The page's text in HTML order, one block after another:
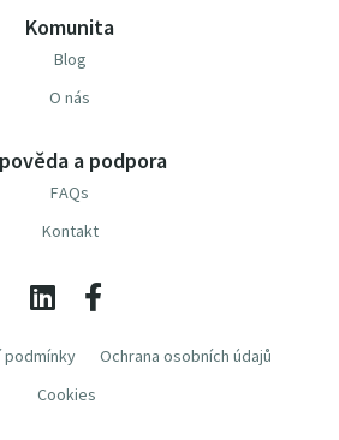
Komunita
Blog
O nás
a podpora
FAQs
Kontakt
podmínky
Ochrana osobních údajů
Cookies